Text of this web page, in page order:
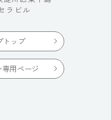
ラビル
トップ
用ページ